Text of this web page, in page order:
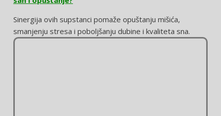
Sinergija ovih supstanci pomaže opuštanju mišića,
smanjenju stresa i poboljšanju dubine i kvaliteta sna.